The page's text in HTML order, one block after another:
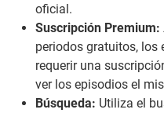
oficial.
Suscripción Premium:
periodos gratuitos, los
requerir una
ver los episodios el
Búsqueda: Utiliza el